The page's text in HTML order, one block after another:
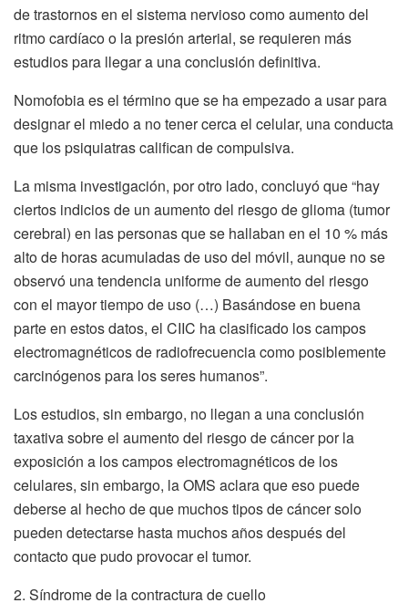
de trastornos en el sistema nervioso como aumento del
ritmo cardíaco o la presión arterial, se requieren más
estudios para llegar a una conclusión definitiva.
Nomofobia es el término que se ha empezado a usar para
designar el miedo a no tener cerca el celular, una conducta
que los psiquiatras califican de compulsiva.
La misma investigación, por otro lado, concluyó que “hay
ciertos indicios de un aumento del riesgo de glioma (tumor
cerebral) en las personas que se hallaban en el 10 % más
alto de horas acumuladas de uso del móvil, aunque no se
observó una tendencia uniforme de aumento del riesgo
con el mayor tiempo de uso (…) Basándose en buena
parte en estos datos, el CIIC ha clasificado los campos
electromagnéticos de radiofrecuencia como posiblemente
carcinógenos para los seres humanos”.
Los estudios, sin embargo, no llegan a una conclusión
taxativa sobre el aumento del riesgo de cáncer por la
exposición a los campos electromagnéticos de los
celulares, sin embargo, la OMS aclara que eso puede
deberse al hecho de que muchos tipos de cáncer solo
pueden detectarse hasta muchos años después del
contacto que pudo provocar el tumor.
2. Síndrome de la contractura de cuello